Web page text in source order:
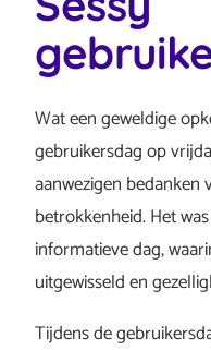
Wat een geweldige
gebruikersdag op
aanwezigen
betrokkenheid. Het
informatieve dag,
uitgewisseld en
Tijdens de